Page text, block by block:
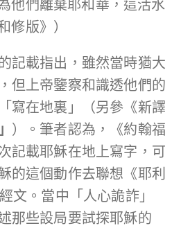
他們離棄耶和華，這活水
修版》）
記載指出，雖然當時猶大
但上帝鑒察和識透他們的
寫在地裏」（另參《新譯
）。筆者認為，《約翰福
記載耶穌在地上寫字，可
的這個動作去聯想《耶利
文。當中「人心詭詐」
那些設局要試探耶穌的